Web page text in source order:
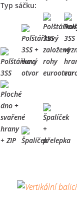
Typ sáčku: